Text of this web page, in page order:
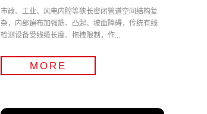
市政、工业、风电内腔等狭长密闭管道空间结构复
杂，内部遍布加强筋、凸起、坡面障碍，传统有线
检测设备受线缆长度、拖拽限制，作...
MORE